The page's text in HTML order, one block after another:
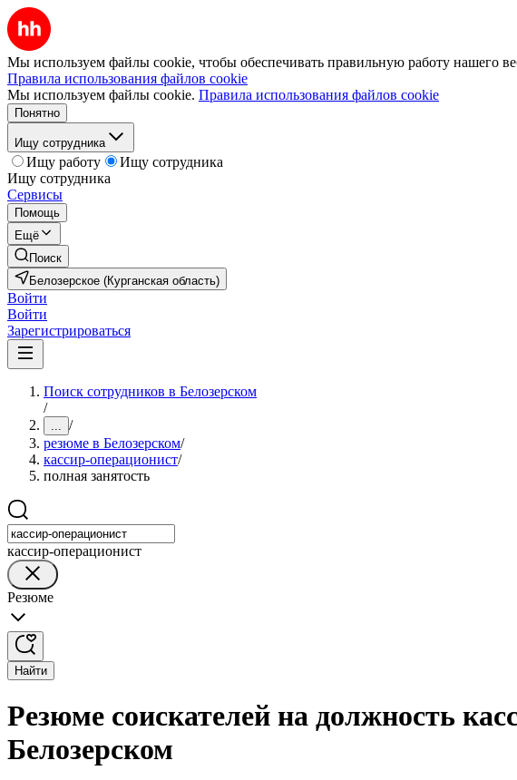
Мы используем файлы cookie, чтобы обеспечивать правильную работу нашего
Правила использования файлов cookie
Мы используем файлы cookie. Правила использования файлов cookie
Понятно
Ищу сотрудника
Ищу работу
Ищу сотрудника
Ищу сотрудника
Сервисы
Помощь
Ещё
Поиск
Белозерское (Курганская область)
Войти
Войти
Зарегистрироваться
Поиск сотрудников в Белозерском
/
... /
резюме в Белозерском/
кассир-операционист/
полная занятость
кассир-операционист
Резюме
Найти
Резюме соискателей на должность
Белозерском